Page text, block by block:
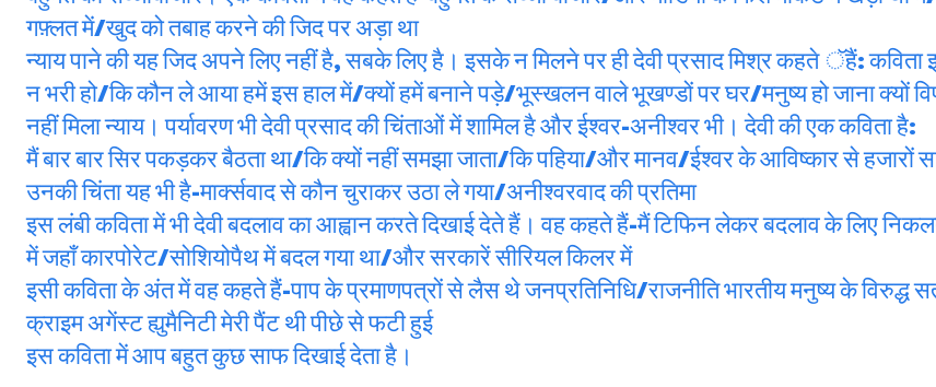
गफ़्लत में/खुद को तबाह करने की जिद पर अड़ा था
न्याय पाने की यह जिद अपने लिए नहीं है, सबके लिए है। इसके न मिलने पर ही देवी प्रसाद मिश्र कहते ॅहैं: कविता
न भरी हो/कि कौन ले आया हमें इस हाल में/क्यों हमें बनाने पड़े/भूस्खलन वाले भूखण्डों पर घर/मनुष्य हो जाना क्यों
नहीं मिला न्याय। पर्यावरण भी देवी प्रसाद की चिंताओं में शामिल है और ईश्वर-अनीश्वर भी। देवी की एक कविता है:
मैं बार बार सिर पकड़कर बैठता था/कि क्यों नहीं समझा जाता/कि पहिया/और मानव/ईश्वर के आविष्कार से हजारों
उनकी चिंता यह भी है-मार्क्सवाद से कौन चुराकर उठा ले गया/अनीश्वरवाद की प्रतिमा
इस लंबी कविता में भी देवी बदलाव का आह्वान करते दिखाई देते हैं। वह कहते हैं-मैं टिफिन लेकर बदलाव के लिए
में जहाँ कारपोरेट/सोशियोपैथ में बदल गया था/और सरकारें सीरियल किलर में
इसी कविता के अंत में वह कहते हैं-पाप के प्रमाणपत्रों से लैस थे जनप्रतिनिधि/राजनीति भारतीय मनुष्य के विरुद्ध
क्राइम अगेंस्ट ह्युमैनिटी मेरी पैंट थी पीछे से फटी हुई
इस कविता में आप बहुत कुछ साफ दिखाई देता है।